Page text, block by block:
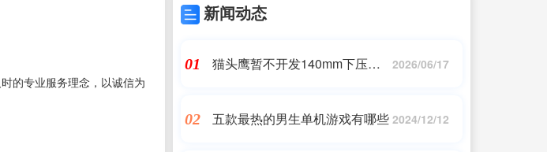
的专业服务理念，以诚信为
新闻动态
01
猫头鹰暂不开发140mm下压式
2026/06/17
02 五款最热的男生单机游戏有哪些 2024/12/12